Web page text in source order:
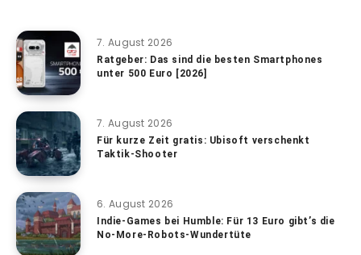
7. August 2026
Ratgeber: Das sind die besten Smartphones
unter 500 Euro [2026]
7. August 2026
Für kurze Zeit gratis: Ubisoft verschenkt
Taktik-Shooter
6. August 2026
Indie-Games bei Humble: Für 13 Euro gibt’s die
No-More-Robots-Wundertüte